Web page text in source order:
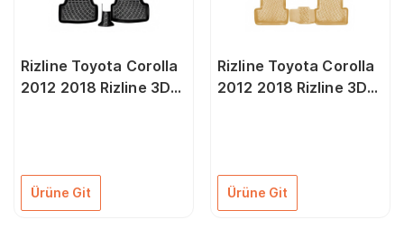
Rizline Toyota Corolla
2012 2018 Rizline 3D
Ürüne Git
Rizline Toyota Corolla
2012 2018 Rizline 3D
Ürüne Git